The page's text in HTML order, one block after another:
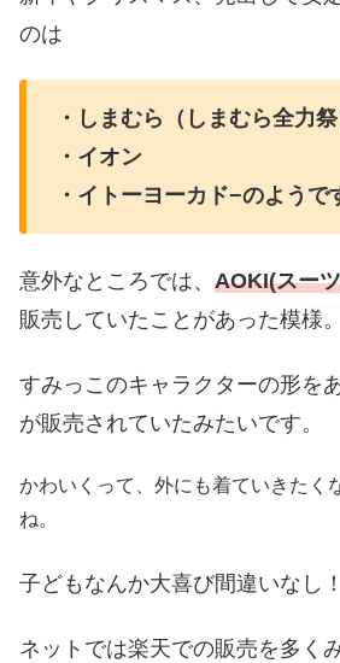
のは
・しまむら（しまむら全力祭
・イオン
・イトーヨーカド−のようで
意外なところでは、 AOKI(スー
販売していたことがあった模様。
すみっこのキャラクターの形を
が販売されていたみたいです。
かわいくって、外にも着ていきたく
ね。
子どもなんか大喜び間違いなし！
ネットでは楽天での販売を多く